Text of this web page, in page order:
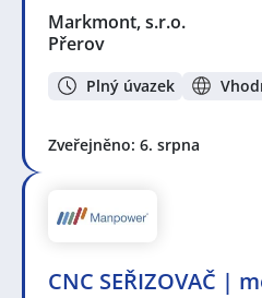
Markmont, s.r.o.
Přerov
Plný úvazek
Zveřejněno: 6. srpna
CNC SEŘIZOVAČ |